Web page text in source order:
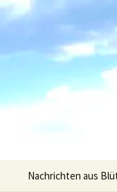
Nachrichten aus